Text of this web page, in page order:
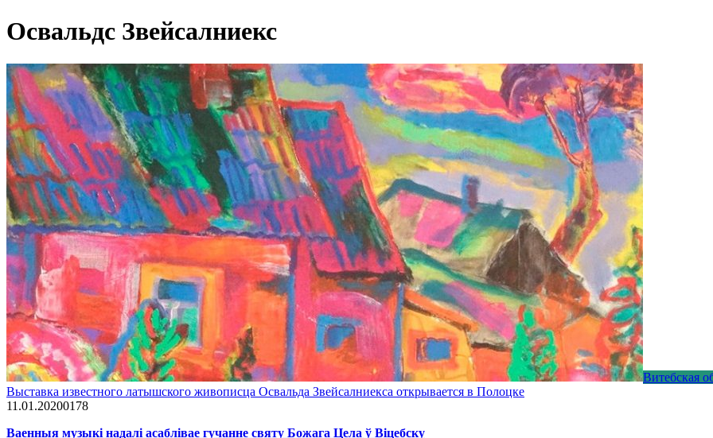
Освальдс Звейсалниекс
Витебская
Выставка известного латышского живописца Освальда Звейсалниекса открывается в Полоцке
11.01.20200178
Ваенныя музыкі надалі асаблівае гучанне святу Божага Цела ў Віцебску